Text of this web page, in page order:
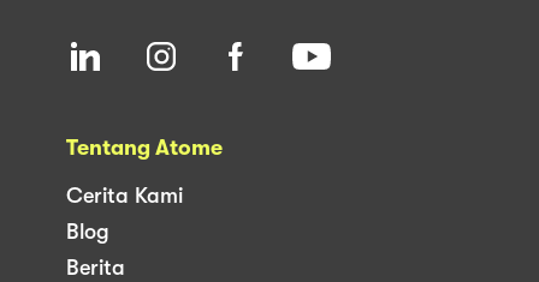
Tentang Atome
Cerita Kami
Blog
Berita